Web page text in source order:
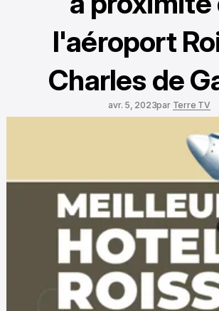
l'aéroport
Charles de
avr. 5, 2023par Terre TV